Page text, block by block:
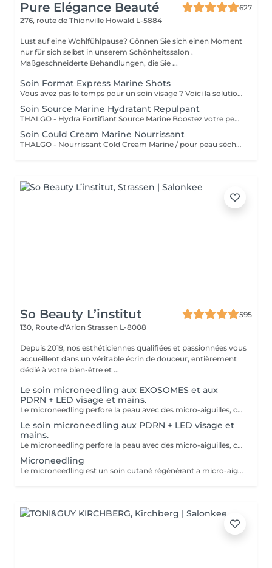
Pure Elégance Beauté
627
276, route de Thionville Howald L-5884
Lust auf eine Wohlfühlpause? Gönnen Sie sich einen Moment
nur für sich selbst in unserem Schönheitssalon .
Maßgeschneiderte Behandlungen, die Sie ...
Soin Format Express Marine Shots
Vous avez pas le temps pour un soin visage ? Voici la solution un soin express de 30 minutes.
Soin Source Marine Hydratant Repulpant
THALGO - Hydra Fortifiant Source Marine Boostez votre peau avec la technologie du masque LED : un soin haute performance qui stimule , traite et illumine votre teint dès la première séance
Soin Could Cream Marine Nourrissant
THALGO - Nourrissant Cold Cream Marine / pour peau sèche Boostez votre peau avec la technologie du masque LED : un soin haute performance qui stimule , traite et illumine votre teint dès la première séance
So Beauty L’institut
595
130, Route d'Arlon Strassen L-8008
Depuis 2019, nos esthéticiennes qualifiées et passionnées vous
accueillent dans un véritable écrin de douceur, entièrement
dédié à votre bien-être et ...
Le soin microneedling aux EXOSOMES et aux
PDRN + LED visage et mains.
Le microneedling perfore la peau avec des micro-aiguilles, créant des micro-canaux qui permettent à un sérum actif (PDRN ou exosomes) de pénétrer en profondeur dans le derme. C'est ce qu'on appelle un soin « biostimulateur » : on ne remplit pas, on stimule la peau pour qu'elle se régénère elle-même. L'association des exosomes et du PDRN (Polydésoxyribonucléotide) est une révolution anti-âge. Il représente le protocole de régénération cutanée le plus avancé en médecine esthétique. Cette synergie permet de stimuler le renouvellement cellulaire de façon accélérée, d'atténuer les cicatrices et de lifter le teint sans chirurgie. C'est une synergie régénératrice puissante, ces deux actifs maximisent la réparation tissulaire et l'éclat du teint. Idéale pour les peaux: matures , avec des dommages solaires importants, des cicatrices, une perte de fermeté. Soin plus puissant que le PDRN . Pour optimiser les effets du soin, nous appliquerons la lumière LED sur le visage. Profitez, également, d'un traitement anti-âge à la lumière Led pour les mains.
Le soin microneedling aux PDRN + LED visage et
mains.
Le microneedling perfore la peau avec des micro-aiguilles, créant des micro-canaux qui permettent à un sérum actif (PDRN ou exosomes) de pénétrer en profondeur dans le derme. C'est ce qu'on appelle un soin « biostimulateur » : on ne remplit pas, on stimule la peau pour qu'elle se régénère elle-même. Tandis que le sérum PDRN pénètre profondément pour stimuler la réparation cellulaire, accélérer la cicatrisation et booster la production de collagène. Pour optimiser les effets du soin, nous appliquerons la lumière LED sur le visage. Profitez, également, d'un traitement anti-âge à la lumière Led pour les mains.
Microneedling
Le microneedling est un soin cutané régénérant a micro-aiguilles permettant de réduire les signes de l'âge et de raviver l'éclat de votre peau, il aide aussi a effacer les traces d'acné, les cicatrices. Un véritable soin qui resserre les pores dilatés , lisse la peau, estimes les rides et ridules grâce au sérum à l'acide hyaluronique. + LED visage et mains